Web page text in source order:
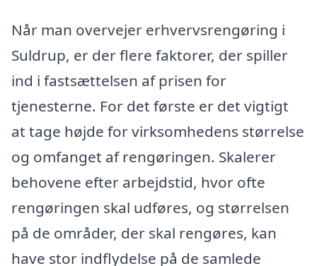
Når man overvejer erhvervsrengøring i
Suldrup, er der flere faktorer, der spiller
ind i fastsættelsen af prisen for
tjenesterne. For det første er det vigtigt
at tage højde for virksomhedens størrelse
og omfanget af rengøringen. Skalerer
behovene efter arbejdstid, hvor ofte
rengøringen skal udføres, og størrelsen
på de områder, der skal rengøres, kan
have stor indflydelse på de samlede